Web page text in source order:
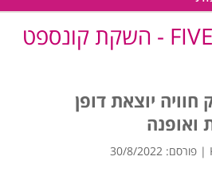
FIVE POINT FOUR - השקת קונספט
יוצאת דופן
ואופנה